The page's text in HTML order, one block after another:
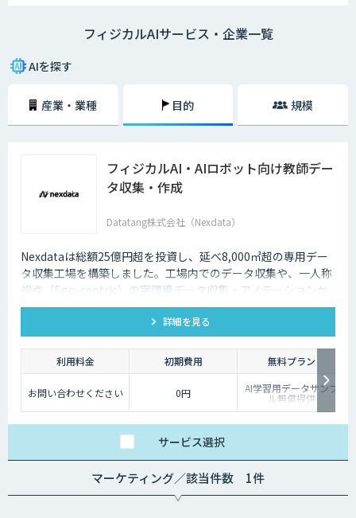
フィジカルAIサービス・企業一覧
AIを探す
産業・業種 目的 規模
フィジカルAI・AIロボット向け教師デー
タ収集・作成
Datatang株式会社（Nexdata）
Nexdataは総額25億円超を投資し、延べ8,000㎡超の専用デー
タ収集工場を構築しました。工場内でのデータ収集や、一人称
視点（Ego-centric）の実環境データ収集・アノテーションか
ら、環境認識・意思決定・動作制御に対応した既製データセッ
トまで、フィジカルAI開発を加速させる包括的なデータソリュ
ーションを提供いたします。
詳細を見る
利用料金 初期費用 無料プラン
お問い合わせください 0円 AI学習用データサンプ
ル無償提供
サービス選択
マーケティング／該当件数 1件